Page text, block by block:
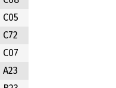
C05
C72
C07
A23